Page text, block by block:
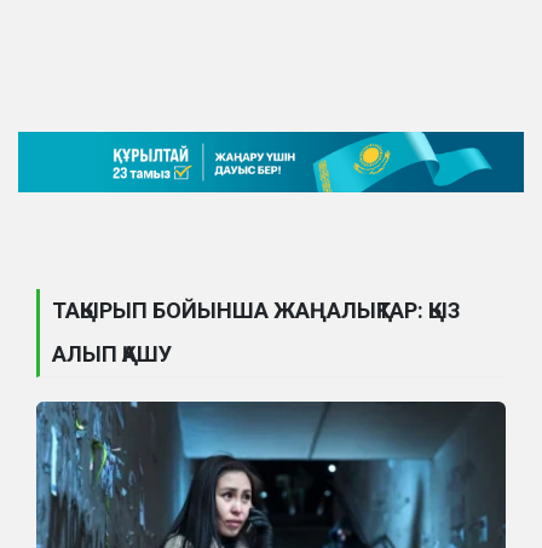
ТАҚЫРЫП БОЙЫНША ЖАҢАЛЫҚТАР: ҚЫЗ
АЛЫП ҚАШУ